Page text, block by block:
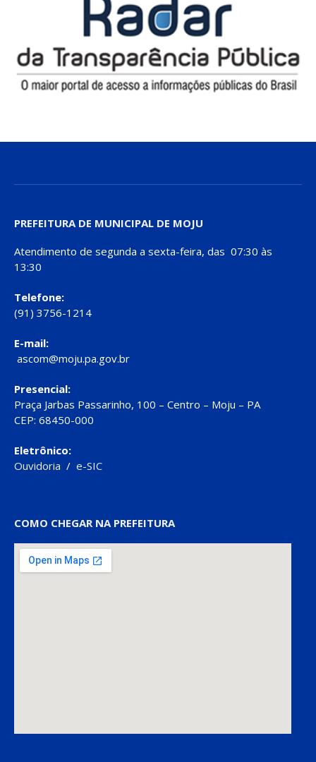
PREFEITURA DE MUNICIPAL DE MOJU
Atendimento de segunda a sexta-feira, das 07:30 às
13:30
Telefone:
(91) 3756-1214
E-mail:
ascom@moju.pa.gov.br
Presencial:
Praça Jarbas Passarinho, 100 – Centro – Moju – PA
CEP: 68450-000
Eletrônico:
Ouvidoria / e-SIC
COMO CHEGAR NA PREFEITURA